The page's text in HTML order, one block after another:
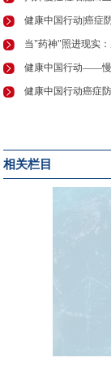
健康中国行动癌症
相关栏目